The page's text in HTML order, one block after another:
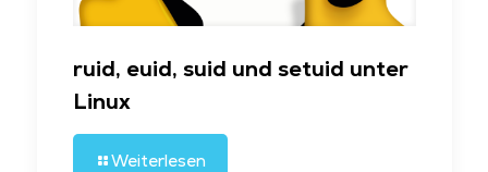
ruid, euid, suid und setuid unter
Linux
Weiterlesen